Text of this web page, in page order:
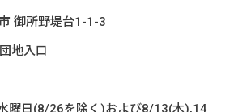
御所野堤台1-1-3
地入口
日(8/26を除く)および8/13(木),14